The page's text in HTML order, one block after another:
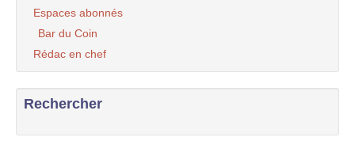
Espaces abonnés
Bar du Coin
Rédac en chef
Rechercher